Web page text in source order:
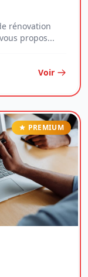
rénovation
propos...
Voir
PREMIUM